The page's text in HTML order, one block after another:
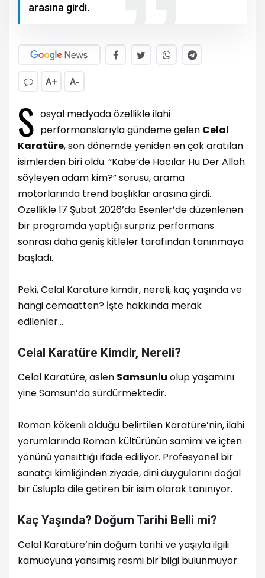
arasına girdi.
A+ A-
S osyal medyada özellikle ilahi
performanslarıyla gündeme gelen Celal
Karatüre, son dönemde yeniden en çok aratılan
isimlerden biri oldu. “Kabe’de Hacılar Hu Der Allah
söyleyen adam kim?” sorusu, arama
motorlarında trend başlıklar arasına girdi.
Özellikle 17 Şubat 2026’da Esenler’de düzenlenen
bir programda yaptığı sürpriz performans
sonrası daha geniş kitleler tarafından tanınmaya
başladı.
Peki, Celal Karatüre kimdir, nereli, kaç yaşında ve
hangi cemaatten? İşte hakkında merak
edilenler…
Celal Karatüre Kimdir, Nereli?
Celal Karatüre, aslen Samsunlu olup yaşamını
yine Samsun’da sürdürmektedir.
Roman kökenli olduğu belirtilen Karatüre’nin, ilahi
yorumlarında Roman kültürünün samimi ve içten
yönünü yansıttığı ifade ediliyor. Profesyonel bir
sanatçı kimliğinden ziyade, dini duygularını doğal
bir üslupla dile getiren bir isim olarak tanınıyor.
Kaç Yaşında? Doğum Tarihi Belli mi?
Celal Karatüre’nin doğum tarihi ve yaşıyla ilgili
kamuoyuna yansımış resmi bir bilgi bulunmuyor.